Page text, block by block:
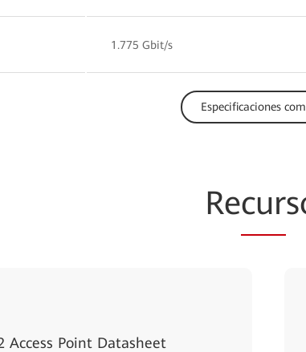
1.775 Gbit/s
Especificaciones
Recur
Access Point Datasheet